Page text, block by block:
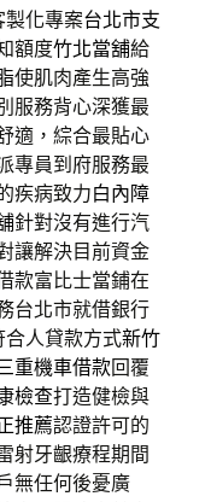
製化專案台北市支
額度竹北當舖給
使肌肉產生高強
服務背心深獲最
適，綜合最貼心
專員到府服務最
疾病致力白內障
針對沒有進行汽
讓解決目前資金
款富比士當鋪在
台北市就借銀行
人貸款方式新竹
重機車借款回覆
檢查打造健檢與
推薦認證許可的
射牙齦療程期間
無任何後憂廣